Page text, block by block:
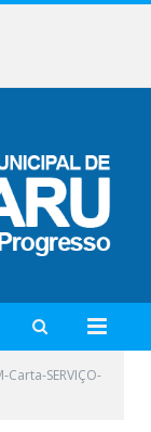
Carta-SERVIÇO-